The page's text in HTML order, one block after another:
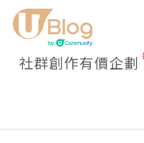
社群創作有價企劃